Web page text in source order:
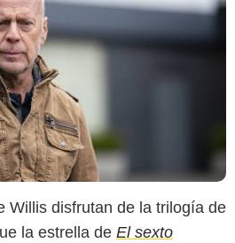
Willis disfrutan de la trilogía de
la estrella de El sexto